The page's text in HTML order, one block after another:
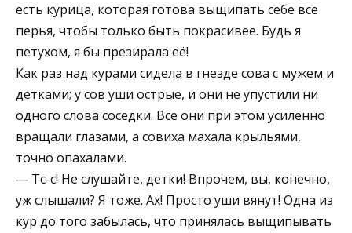
есть курица, которая готова выщипать себе все
перья, чтобы только быть покрасивее. Будь я
петухом, я бы презирала её!
Как раз над курами сидела в гнезде сова с мужем и
детками; у сов уши острые, и они не упустили ни
одного слова соседки. Все они при этом усиленно
вращали глазами, а совиха махала крыльями,
точно опахалами.
— Тс-с! Не слушайте, детки! Впрочем, вы, конечно,
уж слышали? Я тоже. Ах! Просто уши вянут! Одна из
кур до того забылась, что принялась выщипывать